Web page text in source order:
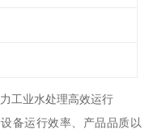
工业水处理高效运行
备运行效率、产品品质以